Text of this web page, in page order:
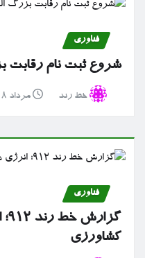
فناوری
شروع ثبت نام رقابت
خط رند مرداد ۱۸, ۱۴۰۵
فناوری
کشاورزی